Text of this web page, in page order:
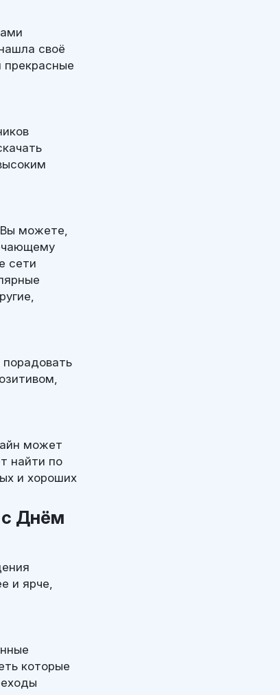
своё
прекрасные
Вы можете,
сети
может
найти по
и хороших
с Днём
и ярче,
которые